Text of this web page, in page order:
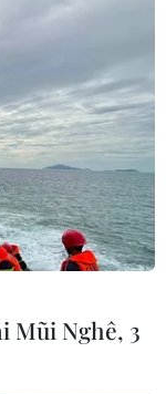
Vietnam+)
Mũi Nghê, 3